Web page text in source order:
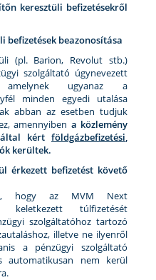
keresztüli befizetésekről
befizetések beazonosítása
(pl. Barion, Revolut stb.)
szolgáltató úgynevezett
amelynek ugyanaz a
minden egyedi utalása
abban az esetben tudjuk
amennyiben a közlemény
kért földgázbefizetési,
kerültek.
érkezett befizetést követő
hogy az MVM Next
keletkezett túlfizetését
szolgáltatóhoz tartozó
illetve ne ilyenről
a pénzügyi szolgáltató
automatikusan nem kerül